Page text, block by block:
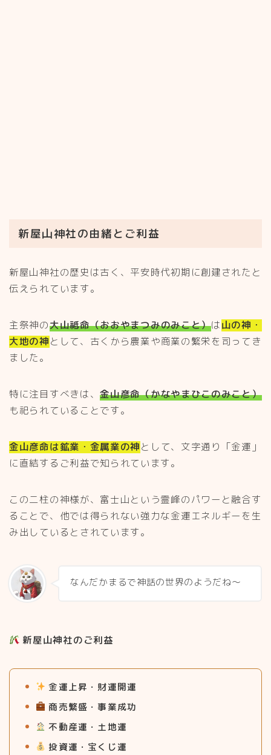
新屋山神社の由緒とご利益
新屋山神社の歴史は古く、平安時代初期に創建されたと
伝えられています。
主祭神の大山祗命（おおやまつみのみこと）は山の神・
大地の神として、古くから農業や商業の繁栄を司ってき
ました。
特に注目すべきは、金山彦命（かなやまひこのみこと）
も祀られていることです。
金山彦命は鉱業・金属業の神として、文字通り「金運」
に直結するご利益で知られています。
この二柱の神様が、富士山という霊峰のパワーと融合す
ることで、他では得られない強力な金運エネルギーを生
み出しているとされています。
なんだかまるで神話の世界のようだね～
新屋山神社のご利益
金運上昇・財運開運
商売繁盛・事業成功
不動産運・土地運
投資運・宝くじ運